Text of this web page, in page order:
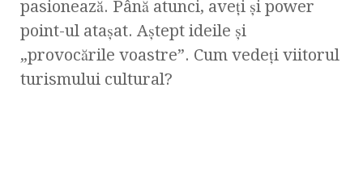
pasionează. Până atunci, aveţi şi power
point-ul ataşat. Aştept ideile şi
„provocările voastre”. Cum vedeţi viitorul
turismului cultural?